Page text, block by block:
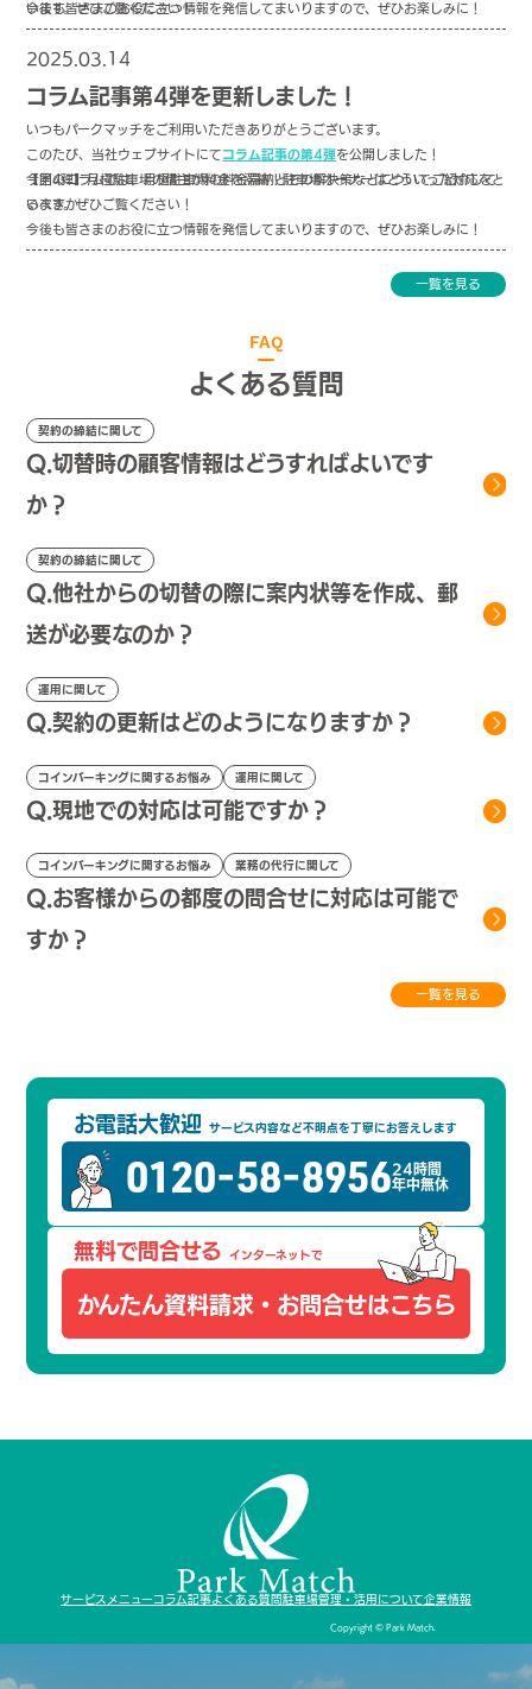
います。ぜひご覧ください！
今回は、サラリーマンの方々は副業で駐車場経営ができるのかをご紹介します！
今後も皆さまのお役に立つ情報を発信してまいりますので、ぜひお楽しみに！
2025.03.14
コラム記事第4弾を更新しました！
いつもパークマッチをご利用いただきありがとうございます。
このたび、当社ウェブサイトにて コラム記事の第4弾を公開しました！
今回のコラムでは、月極駐車場の料金滞納とその解決策などについてご紹介して
います。ぜひご覧ください！
【第4弾】月極駐車場の借主が料金を滞納！駐車場オーナーはどういった対応をと
るべきか
今後も皆さまのお役に立つ情報を発信してまいりますので、ぜひお楽しみに！
一覧を見る
FAQ
よくある質問
契約の締結に関して
Q.切替時の顧客情報はどうすればよいです
か？
契約の締結に関して
Q.他社からの切替の際に案内状等を作成、郵
送が必要なのか？
運用に関して
Q.契約の更新はどのようになりますか？
コインパーキングに関するお悩み 運用に関して
Q.現地での対応は可能ですか？
コインパーキングに関するお悩み 業務の代行に関して
Q.お客様からの都度の問合せに対応は可能で
すか？
一覧を見る
お電話大歓迎 サービス内容など不明点を丁寧にお答えします
0120-58-895624時間
年中無休
無料で問合せる インターネットで
かんたん資料請求・ お問合せはこちら
サービスメニュー コラム記事よくある質問 駐車場管理・活用について企業情報
Copyright © Park Match.